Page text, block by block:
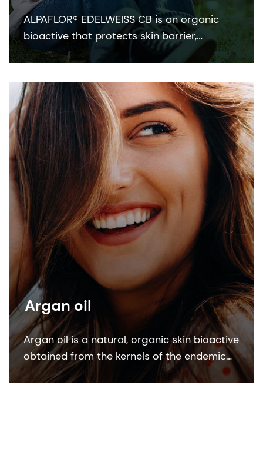
ALPAFLOR® EDELWEISS CB is an organic
bioactive that protects skin barrier,
enhances skin resistance to external stress
sensation. It is COSMOS and NATRUE
organic certified and Fair for Life fair trade
certified.
Argan oil
Argan oil is a natural, organic skin bioactive
obtained from the kernels of the endemic
argan tree (Argania Spinosa kernel oil). This